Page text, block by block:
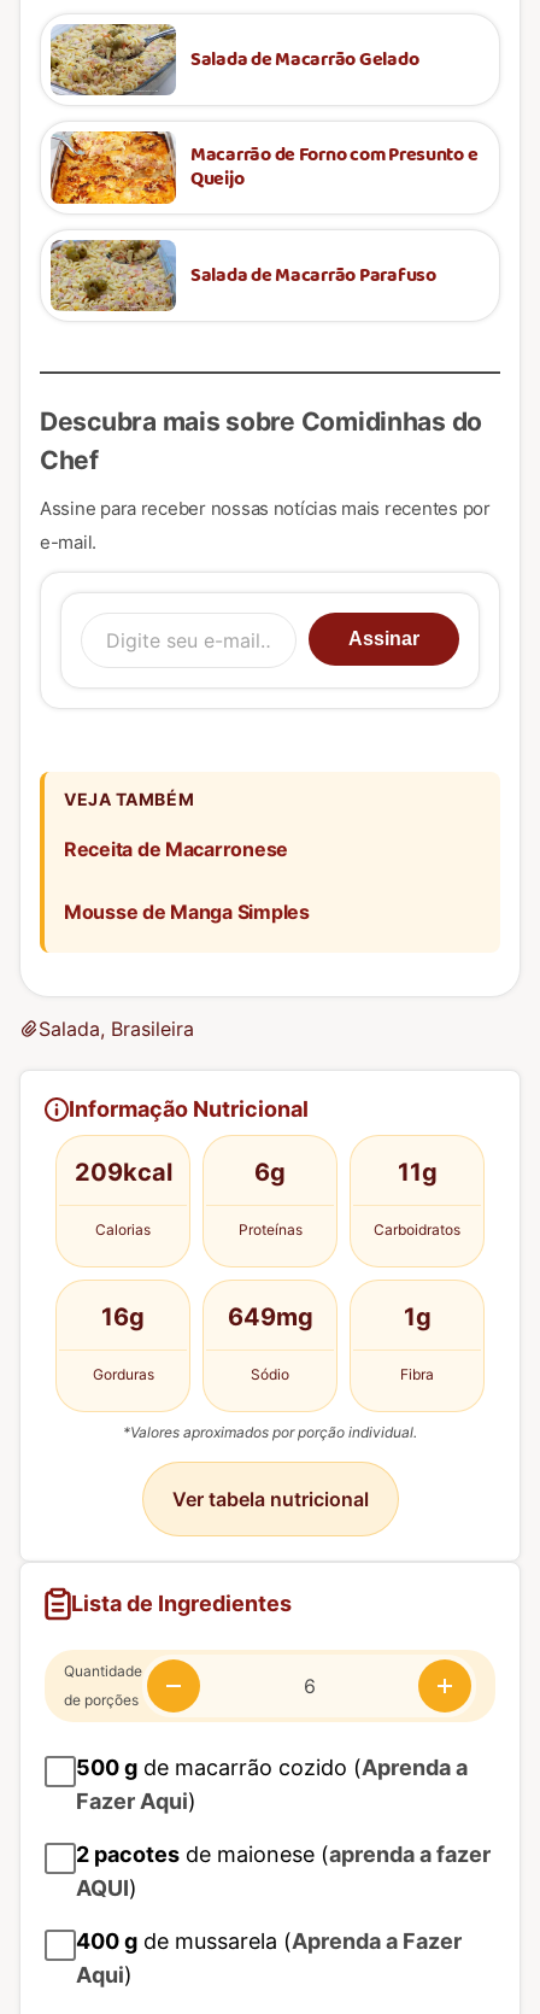
Salada de Macarrão Gelado
Macarrão de Forno com Presunto e
Queijo
Salada de Macarrão Parafuso
Descubra mais sobre Comidinhas do
Chef
Assine para receber nossas notícias mais recentes por
e-mail.
Digite seu e-mail…
Assinar
VEJA TAMBÉM
Receita de Macarronese
Mousse de Manga Simples
Salada, Brasileira
Informação Nutricional
209kcal
Calorias
6g
Proteínas
11g
Carboidratos
16g
Gorduras
649mg
Sódio
1g
Fibra
*Valores aproximados por porção individual.
Ver tabela nutricional
Lista de Ingredientes
Quantidade
de porções
500g de macarrão cozido (Aprenda a
Fazer Aqui)
2 pacotes de maionese (aprenda a fazer
AQUI)
400g de mussarela (Aprenda a Fazer
Aqui)